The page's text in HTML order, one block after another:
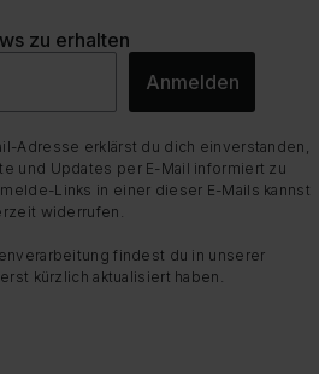
zu erhalten
Anmelden
Adresse erklärst du dich einverstanden,
und Updates per E-Mail informiert zu
Links in einer dieser E-Mails kannst
widerrufen.
findest du in unserer
erst kürzlich aktualisiert haben.